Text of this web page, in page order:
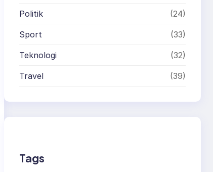
Politik (24)
Sport (33)
Teknologi (32)
Travel (39)
Tags